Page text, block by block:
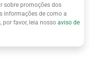
sobre promoções dos
informações de como a
por favor, leia nossoaviso de